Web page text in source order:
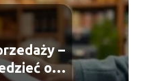
–
o